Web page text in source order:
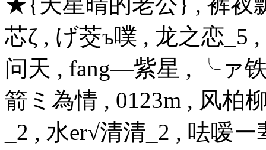
芯ζ , げ茭ъ噗 , 龙之恋_5
问天 , fang—紫星 , ╰ァ
箭ミ為情 , 0123m , 风
_2 , 水er√清清_2 , 呿嗳